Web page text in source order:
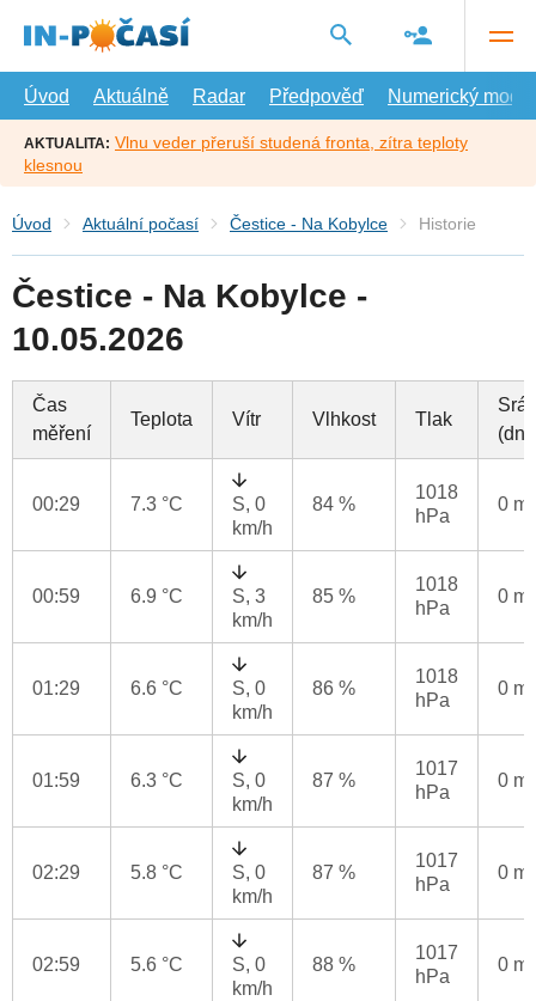
hlavní
Úvod
Aktuálně Radar Předpověď Numerický model
AKTUALITA: Vlnu veder přeruší studená fronta, zítra teploty
klesnou
Úvod Aktuální počasí Čestice - Na Kobylce Historie
Čestice - Na Kobylce -
10.05.2026
Čas
měření
Teplota Vítr Vlhkost Tlak
00:29 7.3 °C
S, 0
km/h
84 %
1018
hPa
0
00:59 6.9 °C
S, 3
km/h
85 %
1018
hPa
0
01:29 6.6 °C
S, 0
km/h
86 %
1018
hPa
0
01:59 6.3 °C
S, 0
km/h
87 %
1017
hPa
0
02:29 5.8 °C
S, 0
km/h
87 %
1017
hPa
0
02:59 5.6 °C
S, 0
km/h
88 %
1017
hPa
0